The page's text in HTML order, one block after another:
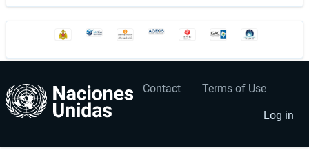
Footer
Contact Terms of Use
User
account
menu
Log in